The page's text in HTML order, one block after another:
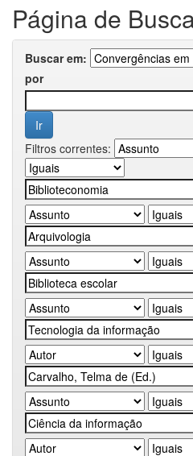
Página de
Buscar em:
por
Filtros correntes: